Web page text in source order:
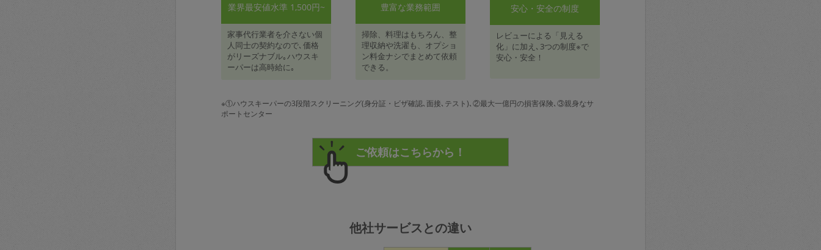
業界最安値水準 1,500円~
家事代行業者を介さない個
人同士の契約なので､価格
がリーズナブル｡ハウスキ
ーパーは高時給に｡
豊富な業務範囲
掃除、料理はもちろん、整
理収納や洗濯も、オプショ
ン料金ナシでまとめて依頼
できる。
安心・安全の制度
レビューによる「見える
化」に加え､3つの制度※で
安心・安全！
※①ハウスキーパーの3段階スクリーニング(身分証・ビザ確認､面接､テスト)､②最大一億円の損害保険､③親身なサ
ポートセンター
他社サービスとの違い